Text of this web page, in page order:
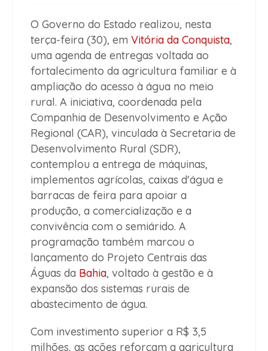
O Governo do Estado realizou, nesta
terça-feira (30), em Vitória da Conquista,
uma agenda de entregas voltada ao
fortalecimento da agricultura familiar e à
ampliação do acesso à água no meio
rural. A iniciativa, coordenada pela
Companhia de Desenvolvimento e Ação
Regional (CAR), vinculada à Secretaria de
Desenvolvimento Rural (SDR),
contemplou a entrega de máquinas,
implementos agrícolas, caixas d'água e
barracas de feira para apoiar a
produção, a comercialização e a
convivência com o semiárido. A
programação também marcou o
lançamento do Projeto Centrais das
Águas da Bahia, voltado à gestão e à
expansão dos sistemas rurais de
abastecimento de água.
Com investimento superior a R$ 3,5
milhões, as ações reforçam a agricultura